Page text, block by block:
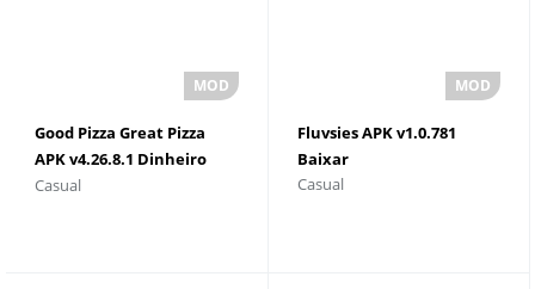
Good Pizza Great Pizza
APK v4.26.8.1 Dinheiro
ilimitado e pedras
Casual
Fluvsies APK v1.0.781
Baixar
Casual